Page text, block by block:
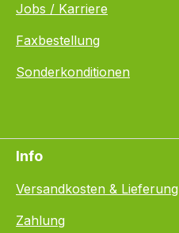
Jobs / Karriere
Faxbestellung
Sonderkonditionen
Info
Versandkosten & Lieferung
Zahlung